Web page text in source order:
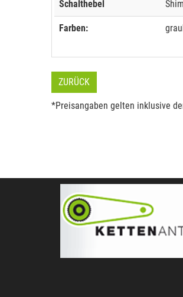
Schalthebel
Farben:
ZURÜCK
*Preisangaben gelten inklusive